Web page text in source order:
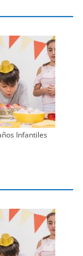
Infantiles